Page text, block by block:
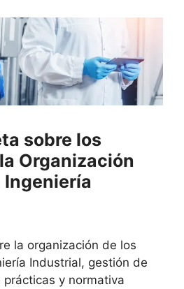
sobre los
Organización
Ingeniería
la organización de los
Industrial, gestión de
y normativa